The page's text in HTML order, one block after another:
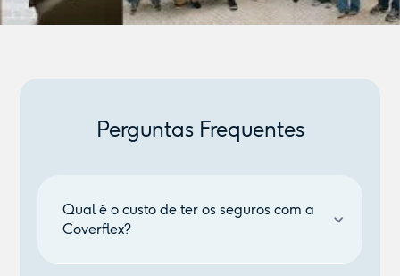
Perguntas Frequentes
Qual é o custo de ter os seguros com a
Coverflex?